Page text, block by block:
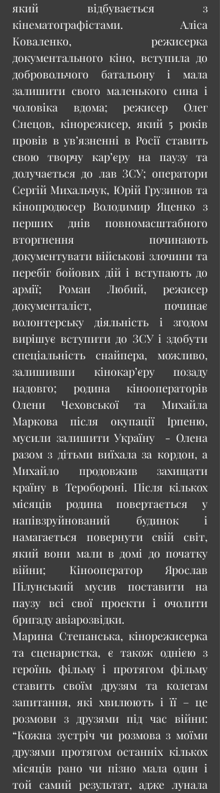
який відбувається з
кінематографістами. Аліса
Коваленко, режисерка
документального кіно, вступила до
добровольчого батальону і мала
залишити свого маленького сина і
чоловіка вдома; режисер Олег
Снецов, кінорежисер, який 5 років
провів в ув’язненні в Росії ставить
свою творчу кар’єру на паузу та
долучається до лав ЗСУ; оператори
Сергій Михальчук, Юрій Грузинов та
кінопродюсер Володимир Яценко з
перших днів повномасштабного
вторгнення починають
документувати військові злочини та
перебіг бойових дій і вступають до
армії; Роман Любий, режисер
документаліст, починає
волонтерську діяльність і згодом
вирішує вступити до ЗСУ і здобути
спеціальність снайпера, можливо,
залишивши кінокар’єру позаду
надовго; родина кінооператорів
Олени Чеховської та Михайла
Маркова після окупації Ірпеню,
мусили залишити Україну  - Олена
разом з дітьми виїхала за кордон, а
Михайло продовжив захищати
країну в Теробороні. Після кількох
місяців родина повертається у
напівзруйнований будинок і
намагається повернути свій світ,
який вони мали в домі до початку
війни; Кінооператор Ярослав
Пілунський мусив поставити на
паузу всі свої проекти і очолити
бригаду авіарозвідки.
Марина Степанська, кінорежисерка
та сценаристка, є також однією з
героїнь фільму і протягом фільму
ставить своїм друзям та колегам
запитання, які хвилюють і її – це
розмови з друзями під час війни:
“Кожна зустріч чи розмова з моїми
друзями протягом останніх кількох
місяців рано чи пізно мала один і
той самий результат, адже лунала